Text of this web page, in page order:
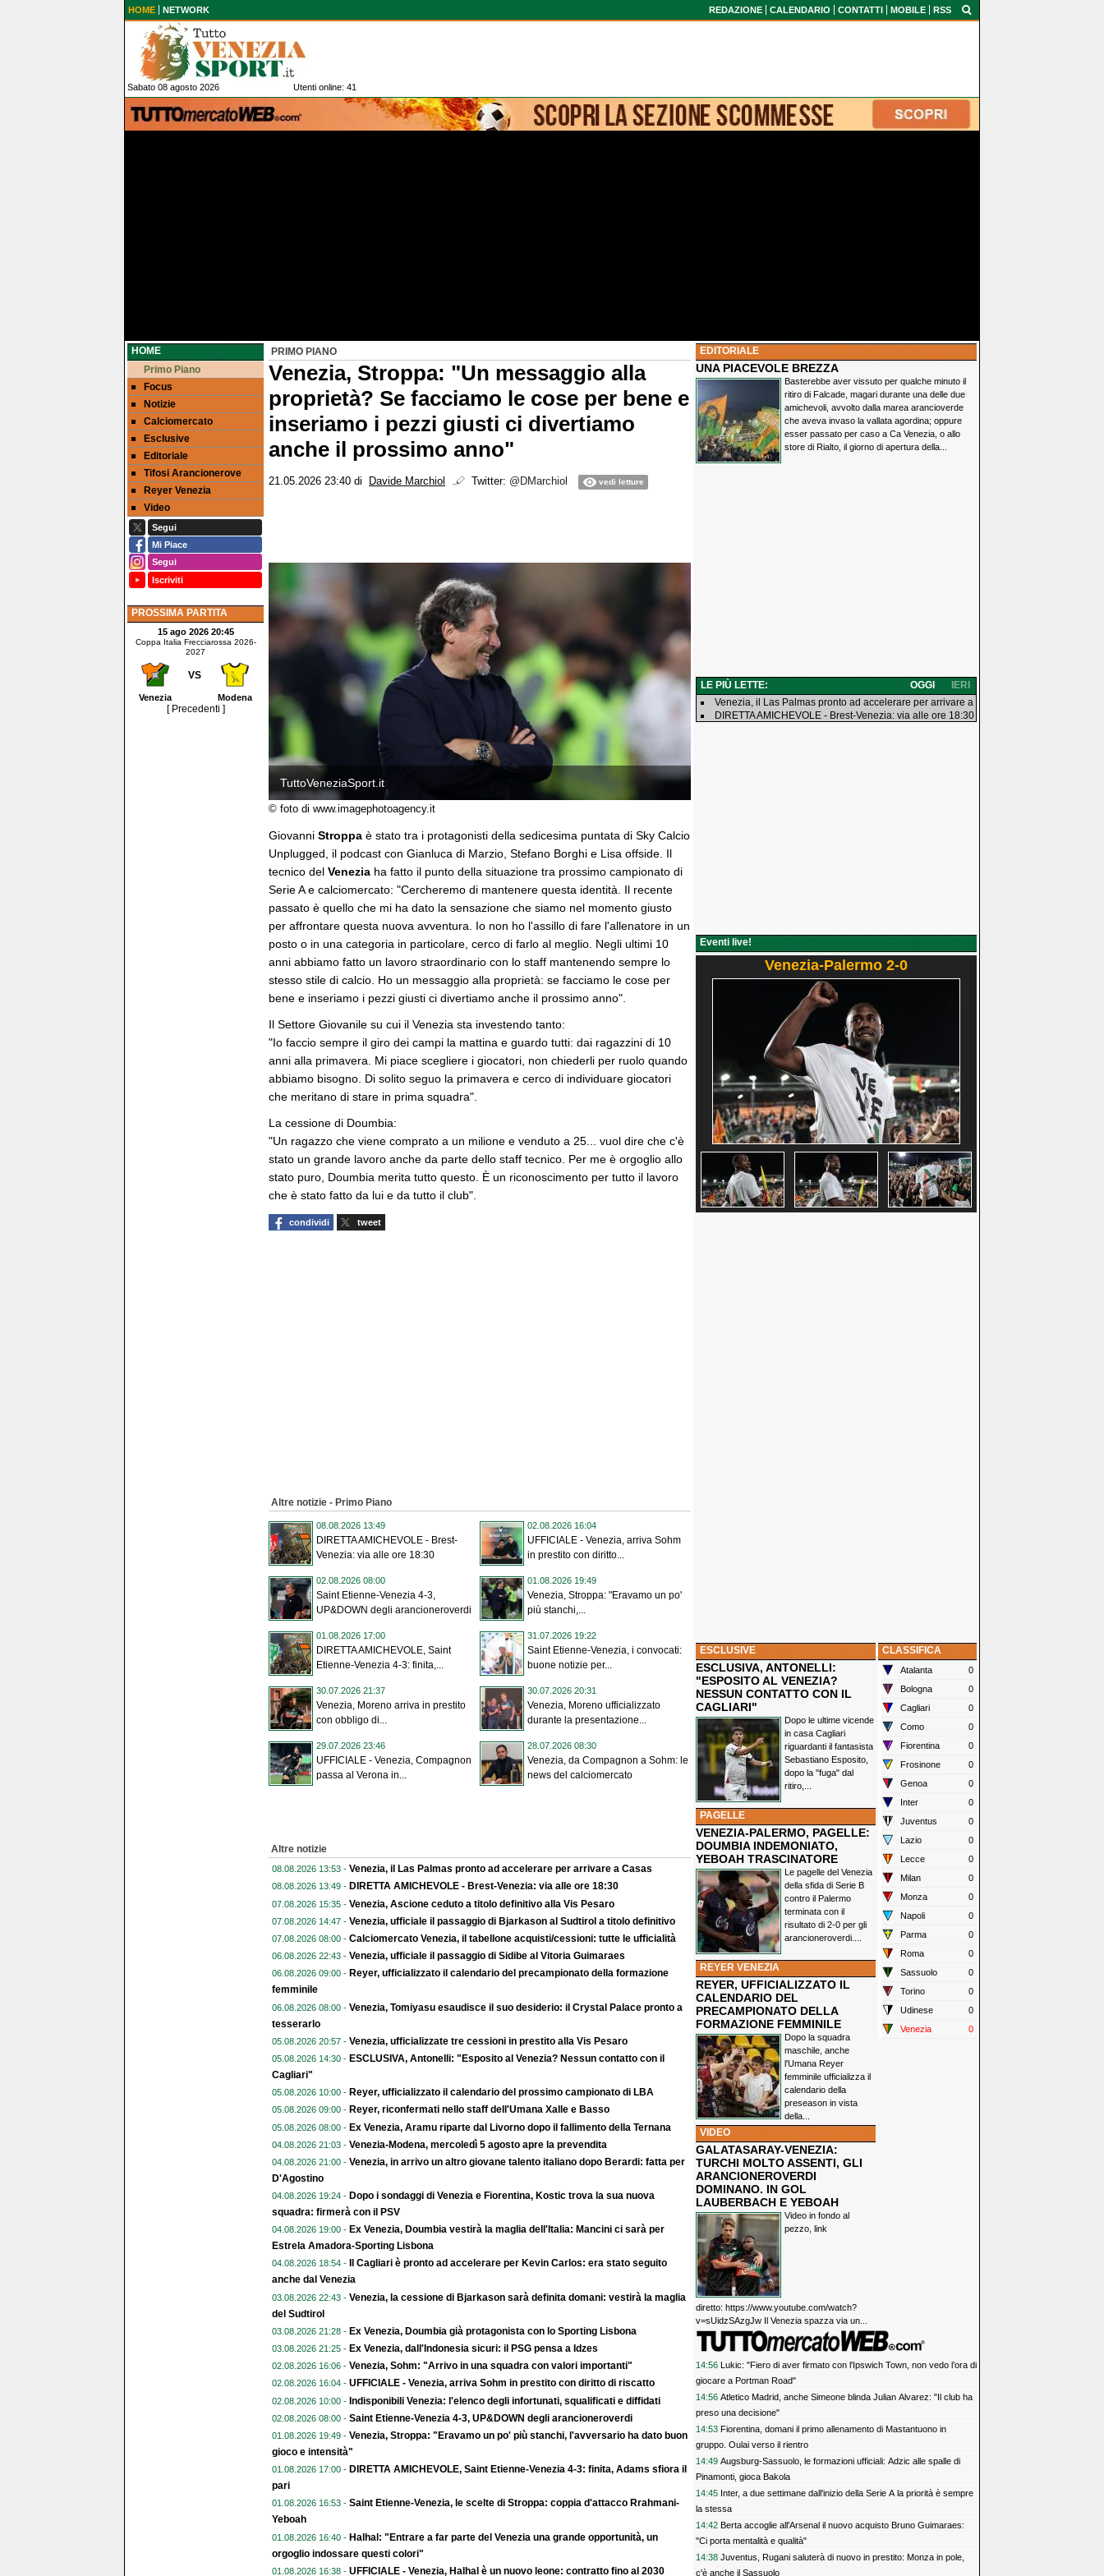
HOME NETWORK REDAZIONE CALENDARIO CONTATTI MOBILE RSS
Sabato 08 agosto 2026 Utenti online: 41
HOME
Primo Piano
Focus
Notizie
Calciomercato
Esclusive
Editoriale
Tifosi Arancionerove
Reyer Venezia
Video
Segui
Mi Piace
Segui
Iscriviti
PROSSIMA PARTITA
15 ago 2026 20:45
Coppa Italia Frecciarossa 2026-
2027
VS
Venezia Modena
[ Precedenti ]
PRIMO PIANO
Venezia, Stroppa: "Un messaggio alla
proprietà? Se facciamo le cose per bene e
inseriamo i pezzi giusti ci divertiamo
anche il prossimo anno"
21.05.2026 23:40 di Davide Marchiol Twitter: @DMarchiol vedi letture
TuttoVeneziaSport.it
© foto di www.imagephotoagency.it
Giovanni Stroppa è stato tra i protagonisti della sedicesima puntata di Sky Calcio
Unplugged, il podcast con Gianluca di Marzio, Stefano Borghi e Lisa offside. Il
tecnico del Venezia ha fatto il punto della situazione tra prossimo campionato di
Serie A e calciomercato: "Cercheremo di mantenere questa identità. Il recente
passato è quello che mi ha dato la sensazione che siamo nel momento giusto
per affrontare questa nuova avventura. Io non ho l'assillo di fare l'allenatore in un
posto o in una categoria in particolare, cerco di farlo al meglio. Negli ultimi 10
anni abbiamo fatto un lavoro straordinario con lo staff mantenendo sempre lo
stesso stile di calcio. Ho un messaggio alla proprietà: se facciamo le cose per
bene e inseriamo i pezzi giusti ci divertiamo anche il prossimo anno".
Il Settore Giovanile su cui il Venezia sta investendo tanto:
"Io faccio sempre il giro dei campi la mattina e guardo tutti: dai ragazzini di 10
anni alla primavera. Mi piace scegliere i giocatori, non chiederli per ruolo quando
abbiamo bisogno. Di solito seguo la primavera e cerco di individuare giocatori
che meritano di stare in prima squadra".
La cessione di Doumbia:
"Un ragazzo che viene comprato a un milione e venduto a 25... vuol dire che c'è
stato un grande lavoro anche da parte dello staff tecnico. Per me è orgoglio allo
stato puro, Doumbia merita tutto questo. È un riconoscimento per tutto il lavoro
che è stato fatto da lui e da tutto il club".
condividi tweet
Altre notizie - Primo Piano
08.08.2026 13:49
DIRETTA AMICHEVOLE - Brest-
Venezia: via alle ore 18:30
02.08.2026 16:04
UFFICIALE - Venezia, arriva Sohm
in prestito con diritto...
02.08.2026 08:00
Saint Etienne-Venezia 4-3,
UP&DOWN degli arancioneroverdi
01.08.2026 19:49
Venezia, Stroppa: "Eravamo un po'
più stanchi,...
01.08.2026 17:00
DIRETTA AMICHEVOLE, Saint
Etienne-Venezia 4-3: finita,...
31.07.2026 19:22
Saint Etienne-Venezia, i convocati:
buone notizie per...
30.07.2026 21:37
Venezia, Moreno arriva in prestito
con obbligo di...
30.07.2026 20:31
Venezia, Moreno ufficializzato
durante la presentazione...
29.07.2026 23:46
UFFICIALE - Venezia, Compagnon
passa al Verona in...
28.07.2026 08:30
Venezia, da Compagnon a Sohm: le
news del calciomercato
Altre notizie
08.08.2026 13:53 - Venezia, il Las Palmas pronto ad accelerare per arrivare a Casas
08.08.2026 13:49 - DIRETTA AMICHEVOLE - Brest-Venezia: via alle ore 18:30
07.08.2026 15:35 - Venezia, Ascione ceduto a titolo definitivo alla Vis Pesaro
07.08.2026 14:47 - Venezia, ufficiale il passaggio di Bjarkason al Sudtirol a titolo definitivo
07.08.2026 08:00 - Calciomercato Venezia, il tabellone acquisti/cessioni: tutte le ufficialità
06.08.2026 22:43 - Venezia, ufficiale il passaggio di Sidibe al Vitoria Guimaraes
06.08.2026 09:00 - Reyer, ufficializzato il calendario del precampionato della formazione
femminile
06.08.2026 08:00 - Venezia, Tomiyasu esaudisce il suo desiderio: il Crystal Palace pronto a
tesserarlo
05.08.2026 20:57 - Venezia, ufficializzate tre cessioni in prestito alla Vis Pesaro
05.08.2026 14:30 - ESCLUSIVA, Antonelli: "Esposito al Venezia? Nessun contatto con il
Cagliari"
05.08.2026 10:00 - Reyer, ufficializzato il calendario del prossimo campionato di LBA
05.08.2026 09:00 - Reyer, riconfermati nello staff dell'Umana Xalle e Basso
05.08.2026 08:00 - Ex Venezia, Aramu riparte dal Livorno dopo il fallimento della Ternana
04.08.2026 21:03 - Venezia-Modena, mercoledì 5 agosto apre la prevendita
04.08.2026 21:00 - Venezia, in arrivo un altro giovane talento italiano dopo Berardi: fatta per
D'Agostino
04.08.2026 19:24 - Dopo i sondaggi di Venezia e Fiorentina, Kostic trova la sua nuova
squadra: firmerà con il PSV
04.08.2026 19:00 - Ex Venezia, Doumbia vestirà la maglia dell'Italia: Mancini ci sarà per
Estrela Amadora-Sporting Lisbona
04.08.2026 18:54 -
Il Cagliari è pronto ad accelerare per Kevin Carlos: era stato seguito
anche dal Venezia
03.08.2026 22:43 - Venezia, la cessione di Bjarkason sarà definita domani: vestirà la maglia
del Sudtirol
03.08.2026 21:28 - Ex Venezia, Doumbia già protagonista con lo Sporting Lisbona
03.08.2026 21:25 - Ex Venezia, dall'Indonesia sicuri: il PSG pensa a Idzes
02.08.2026 16:06 - Venezia, Sohm: "Arrivo in una squadra con valori importanti"
02.08.2026 16:04 - UFFICIALE - Venezia, arriva Sohm in prestito con diritto di riscatto
02.08.2026 10:00 - Indisponibili Venezia: l'elenco degli infortunati, squalificati e diffidati
02.08.2026 08:00 - Saint Etienne-Venezia 4-3, UP&DOWN degli arancioneroverdi
01.08.2026 19:49 - Venezia, Stroppa: "Eravamo un po' più stanchi, l'avversario ha dato buon
gioco e intensità"
01.08.2026 17:00 - DIRETTA AMICHEVOLE, Saint Etienne-Venezia 4-3: finita, Adams sfiora il
pari
01.08.2026 16:53 - Saint Etienne-Venezia, le scelte di Stroppa: coppia d'attacco Rrahmani-
Yeboah
01.08.2026 16:40 - Halhal: "Entrare a far parte del Venezia una grande opportunità, un
orgoglio indossare questi colori"
01.08.2026 16:38 - UFFICIALE - Venezia, Halhal è un nuovo leone: contratto fino al 2030
EDITORIALE
UNA PIACEVOLE BREZZA
Basterebbe aver vissuto per qualche minuto il
ritiro di Falcade, magari durante una delle due
amichevoli, avvolto dalla marea arancioverde
che aveva invaso la vallata agordina; oppure
esser passato per caso a Ca Venezia, o allo
store di Rialto, il giorno di apertura della...
LE PIÙ LETTE: IERI
OGGI
Venezia, il Las Palmas pronto ad accelerare per arrivare a
DIRETTA AMICHEVOLE - Brest-Venezia: via alle ore 18:30
Eventi live!
Venezia-Palermo 2-0
ESCLUSIVE
ESCLUSIVA, ANTONELLI:
"ESPOSITO AL VENEZIA?
NESSUN CONTATTO CON IL
CAGLIARI"
Dopo le ultime vicende
in casa Cagliari
riguardanti il fantasista
Sebastiano Esposito,
dopo la "fuga" dal
ritiro,...
PAGELLE
VENEZIA-PALERMO, PAGELLE:
DOUMBIA INDEMONIATO,
YEBOAH TRASCINATORE
Le pagelle del Venezia
della sfida di Serie B
contro il Palermo
terminata con il
risultato di 2-0 per gli
arancioneroverdi....
REYER VENEZIA
REYER, UFFICIALIZZATO IL
CALENDARIO DEL
PRECAMPIONATO DELLA
FORMAZIONE FEMMINILE
Dopo la squadra
maschile, anche
l'Umana Reyer
femminile ufficializza il
calendario della
preseason in vista
della...
VIDEO
GALATASARAY-VENEZIA:
TURCHI MOLTO ASSENTI, GLI
ARANCIONEROVERDI
DOMINANO. IN GOL
LAUBERBACH E YEBOAH
Video in fondo al
pezzo, link
diretto: https://www.youtube.com/watch?
v=sUidzSAzgJw Il Venezia spazza via un...
CLASSIFICA
Atalanta
0
Bologna
0
Cagliari
0
Como
0
Fiorentina
0
Frosinone
0
Genoa
0
Inter
0
Juventus
0
Lazio
0
Lecce
0
Milan
0
Monza
0
Napoli
0
Parma
0
Roma
0
Sassuolo
0
Torino
0
Udinese
0
Venezia
0
14:56 Lukic: "Fiero di aver firmato con l'Ipswich Town, non vedo l’ora di
giocare a Portman Road"
14:56 Atletico Madrid, anche Simeone blinda Julian Alvarez: "Il club ha
preso una decisione"
14:53 Fiorentina, domani il primo allenamento di Mastantuono in
gruppo. Oulai verso il rientro
14:49 Augsburg-Sassuolo, le formazioni ufficiali: Adzic alle spalle di
Pinamonti, gioca Bakola
14:45 Inter, a due settimane dall'inizio della Serie A la priorità è sempre
la stessa
14:42 Berta accoglie all'Arsenal il nuovo acquisto Bruno Guimaraes:
"Ci porta mentalità e qualità"
14:38 Juventus, Rugani saluterà di nuovo in prestito: Monza in pole,
c'è anche il Sassuolo